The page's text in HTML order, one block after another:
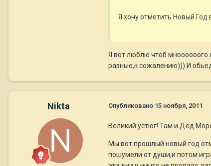
Я хочу отметить Новый
Я вот люблю чтоб
разные,к сожалению))) И
Nikta Опубликовано 15 ноября, 2011
Великий устюг! Там и Дед
Мы вот прошлый новый год
пошумели от души,и потом